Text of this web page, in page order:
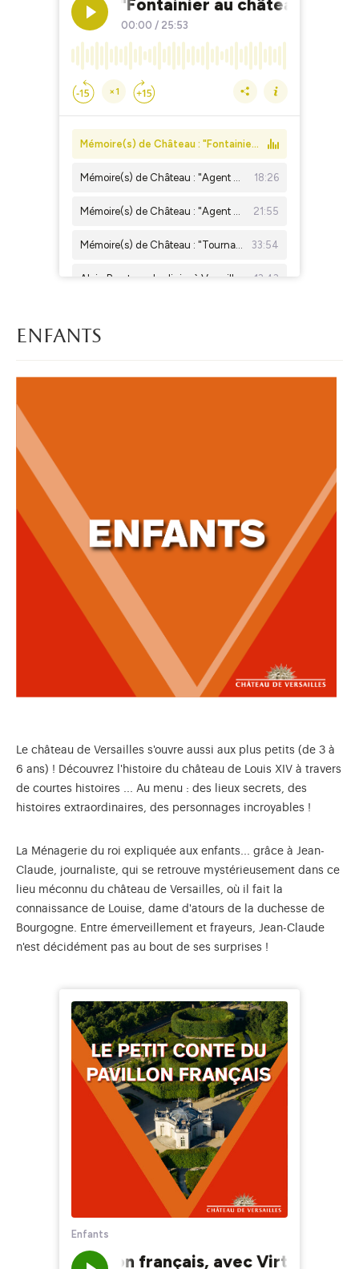
enfants
Le château de Versailles s'ouvre aussi aux plus petits (de 3 à
6 ans) ! Découvrez l'histoire du château de Louis XIV à travers
de courtes histoires ... Au menu : des lieux secrets, des
histoires extraordinaires, des personnages incroyables !
La Ménagerie du roi expliquée aux enfants... grâce à Jean-
Claude, journaliste, qui se retrouve mystérieusement dans ce
lieu méconnu du château de Versailles, où il fait la
connaissance de Louise, dame d'atours de la duchesse de
Bourgogne. Entre émerveillement et frayeurs, Jean-Claude
n'est décidément pas au bout de ses surprises !